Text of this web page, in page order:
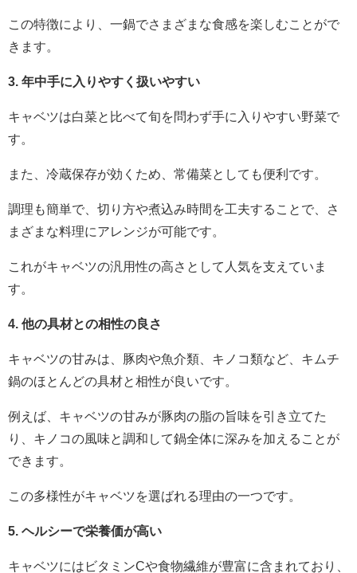
この特徴により、一鍋でさまざまな食感を楽しむことがで
きます。
3. 年中手に入りやすく扱いやすい
キャベツは白菜と比べて旬を問わず手に入りやすい野菜で
す。
また、冷蔵保存が効くため、常備菜としても便利です。
調理も簡単で、切り方や煮込み時間を工夫することで、さ
まざまな料理にアレンジが可能です。
これがキャベツの汎用性の高さとして人気を支えていま
す。
4. 他の具材との相性の良さ
キャベツの甘みは、豚肉や魚介類、キノコ類など、キムチ
鍋のほとんどの具材と相性が良いです。
例えば、キャベツの甘みが豚肉の脂の旨味を引き立てた
り、キノコの風味と調和して鍋全体に深みを加えることが
できます。
この多様性がキャベツを選ばれる理由の一つです。
5. ヘルシーで栄養価が高い
キャベツにはビタミンCや食物繊維が豊富に含まれており、